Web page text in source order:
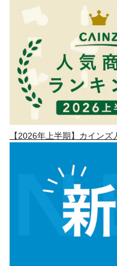
【2026年上半期】カイン